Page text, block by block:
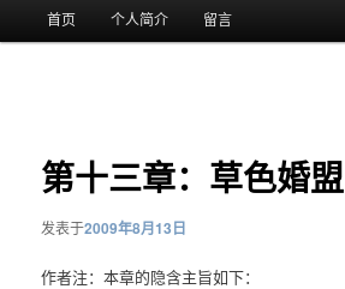
首页 个人简介 留言
第十三章：草色婚盟
发表于2009年8月13日
作者注：本章的隐含主旨如下：